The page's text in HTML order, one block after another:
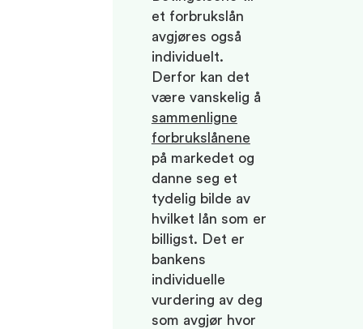
et forbrukslån
avgjøres også
individuelt.
Derfor kan det
være vanskelig å
sammenligne
forbrukslånene
på markedet og
danne seg et
tydelig bilde av
hvilket lån som er
billigst. Det er
bankens
individuelle
vurdering av deg
som avgjør hvor